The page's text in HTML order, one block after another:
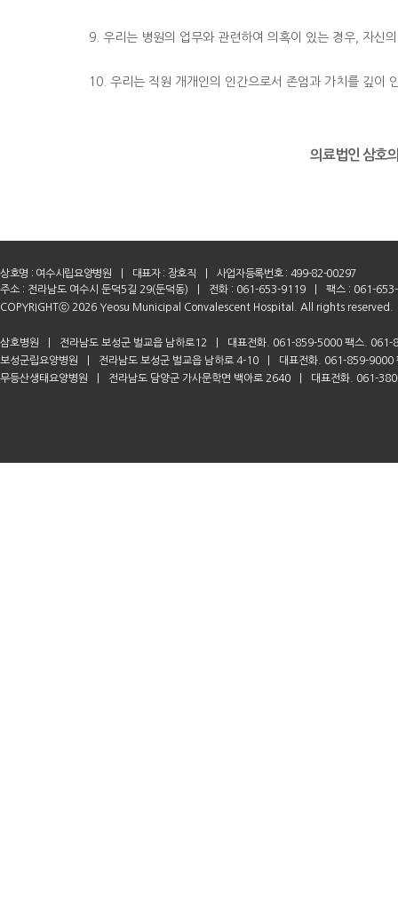
9. 우리는 병원의 업무와 관련하여 의혹이 있는 경우, 자신
10. 우리는 직원 개개인의 인간으로서 존엄과 가치를 깊이
의료법인 삼호
상호명 : 여수시립요양병원 대표자 : 장호직
사업자등록번호 : 499-82-00297
주소 : 전라남도 여수시 둔덕5길 29(둔덕동)
전화 : 061-653-9119
팩스 : 061-
COPYRIGHTⓒ 2026 Yeosu Municipal Convalescent Hospital. All rights reserved.
삼호병원 전라남도 보성군 벌교읍 남하로12
대표전화. 061-859-5000 팩스. 061-
보성군립요양병원
전라남도 보성군 벌교읍 남하로 4-10
대표전화. 061-859-
무등산생태요양병원
전라남도 담양군 가사문학면 백아로 2640 대표전화. 061-